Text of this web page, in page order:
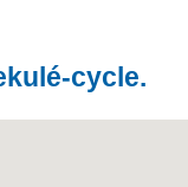
cycle.